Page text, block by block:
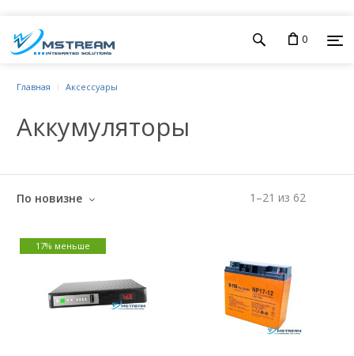
0
Главная Аксессуары
Аккумуляторы
1 –21 из 62
По новизне
17% меньше